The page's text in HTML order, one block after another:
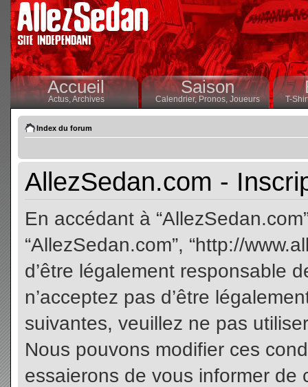
Accueil
Actus,Archives
Saison
Calendrier,Pronos, Joueurs T-
Index du forum
AllezSedan.com -
En accédant à
“AllezSedan.com”, “http://
d’être légalement responsable
n’acceptez pas d’être
suivantes, veuillez ne pas
Nous pouvons modifier ces
essaierons de vous informer